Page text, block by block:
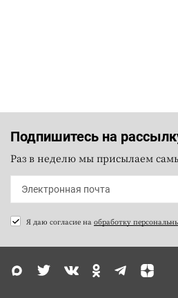
Подпишитесь на
Раз в неделю мы присылаем
Я даю согласие на обработку